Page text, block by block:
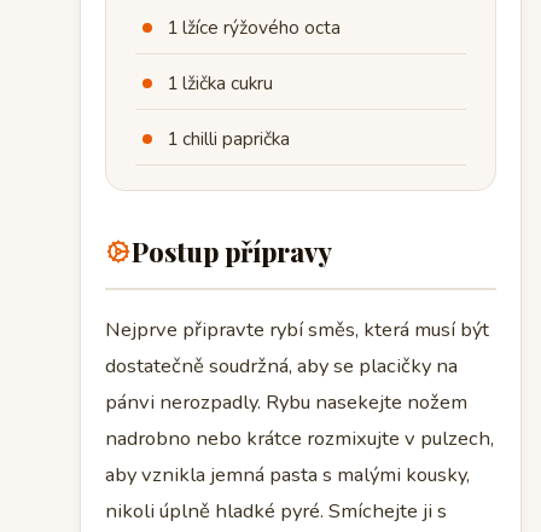
1 lžíce rýžového octa
1 lžička cukru
1 chilli paprička
Postup přípravy
Nejprve připravte rybí směs, která musí být
dostatečně soudržná, aby se placičky na
pánvi nerozpadly. Rybu nasekejte nožem
nadrobno nebo krátce rozmixujte v pulzech,
aby vznikla jemná pasta s malými kousky,
nikoli úplně hladké pyré. Smíchejte ji s